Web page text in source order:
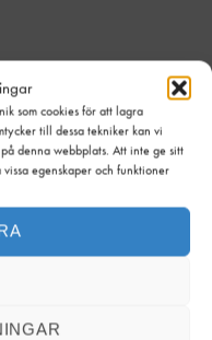
som cookies för att lagra
till dessa tekniker kan vi
denna webbplats. Att inte ge sitt
egenskaper och funktioner
ton havsdelikatesser
på 125 miljoner kr.
Kontakta någon av våra